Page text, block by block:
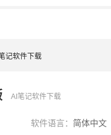
记软件下载
AI笔记软件下载
软件语言： 简体中文